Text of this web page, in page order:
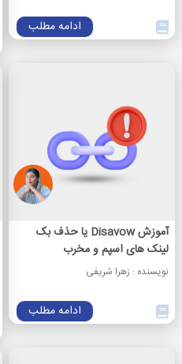
ادامه مطلب
آموزش Disavow یا حذف بک
لینک های اسپم و مخرب
نویسنده : زهرا شریفی
ادامه مطلب